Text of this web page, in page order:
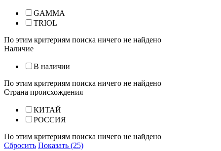
GAMMA
TRIOL
По этим критериям поиска ничего не найдено
Наличие
В наличии
По этим критериям поиска ничего не найдено
Страна происхождения
КИТАЙ
РОССИЯ
По этим критериям поиска ничего не найдено
Сбросить Показать (25)